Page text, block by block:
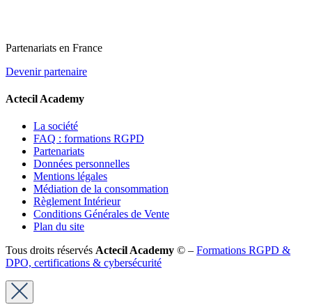
Partenariats en France
Devenir partenaire
Actecil Academy
La société
FAQ : formations RGPD
Partenariats
Données personnelles
Mentions légales
Médiation de la consommation
Règlement Intérieur
Conditions Générales de Vente
Plan du site
Tous droits réservés Actecil Academy © – Formations RGPD &
DPO, certifications & cybersécurité